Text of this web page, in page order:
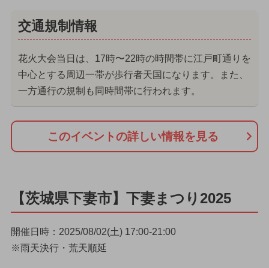
交通規制情報
花火大会当日は、17時〜22時の時間帯に江戸町通りを
中心とする周辺一帯が歩行者天国になります。また、
一方通行の規制も同時間帯に行われます。
このイベントの詳しい情報を見る
【茨城県下妻市】下妻まつり2025
開催日時：2025/08/02(土) 17:00-21:00
※雨天決行・荒天順延